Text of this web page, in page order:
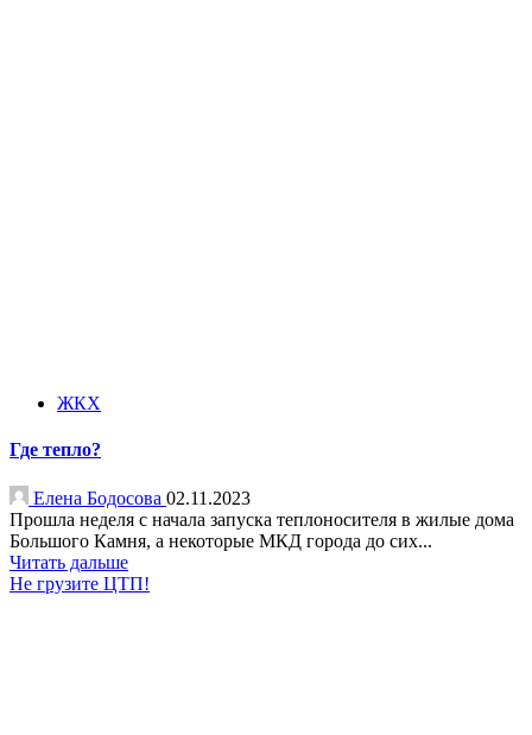
ЖКХ
Где тепло?
Елена Бодосова 02.11.2023
Прошла неделя с начала запуска теплоносителя в жилые дома
Большого Камня, а некоторые МКД города до сих...
Читать дальше
Не грузите ЦТП!